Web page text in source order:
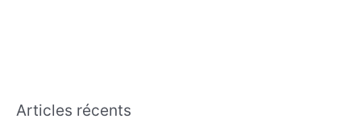
Articles récents